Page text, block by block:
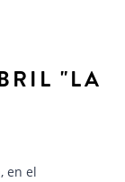
"LA
en el